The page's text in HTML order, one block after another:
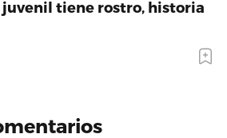
tiene rostro, historia